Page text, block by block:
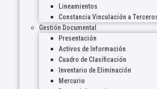
Lineamientos
Constancia Vinculación a
Gestión Documental
Presentación
Activos de Información
Cuadro de Clasificación
Inventario de Eliminación
Mercurio